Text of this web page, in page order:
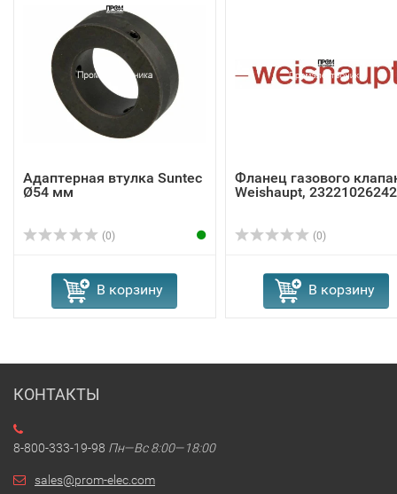
Адаптерная втулка Suntec
Ø54 мм
(0)
В корзину
Фланец газового
Weishaupt, 23221026242
(0)
В корзину
КОНТАКТЫ
8-800-333-19-98 Пн—Вс 8:00—18:00
sales@prom-elec.com